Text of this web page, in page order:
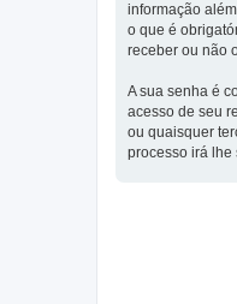
informação
o que é
receber ou não
A sua senha é
acesso de seu
ou quaisquer
processo irá lhe